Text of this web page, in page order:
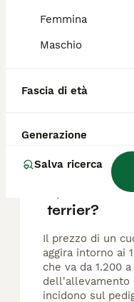
Femmina
Maschio
Fascia di età
Generazione
Salva ricerca
FAQ
Quanto
terrier?
Il prezzo di un
aggira intorno ai
che va da 1.200
dell'allevamento
incidono sul